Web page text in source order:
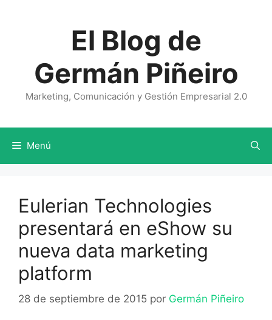
El Blog de
Germán Piñeiro
Marketing, Comunicación y Gestión Empresarial 2.0
Menú
Eulerian Technologies
presentará en eShow su
nueva data marketing
platform
28 de septiembre de 2015 por Germán Piñeiro